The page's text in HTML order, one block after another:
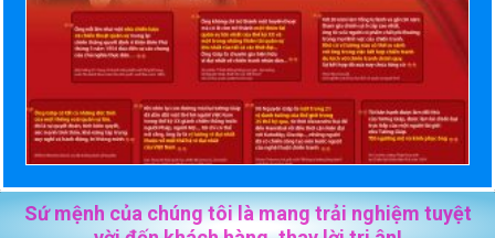
Sứ mệnh của chúng tôi là mang trải nghiệm tuyệt